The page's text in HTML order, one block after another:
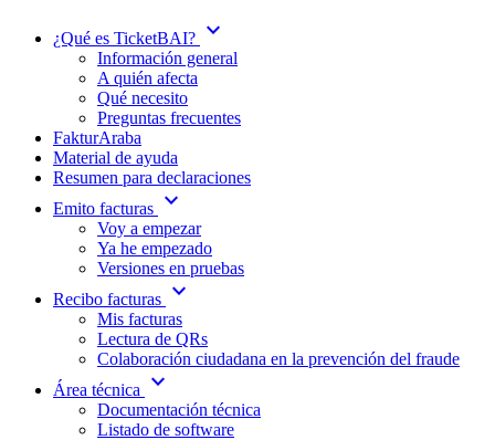
¿Qué es TicketBAI? expand_more
Información general
A quién afecta
Qué necesito
Preguntas frecuentes
FakturAraba
Material de ayuda
Resumen para declaraciones
Emito facturas expand_more
Voy a empezar
Ya he empezado
Versiones en pruebas
Recibo facturas expand_more
Mis facturas
Lectura de QRs
Colaboración ciudadana en la prevención del fraude
Área técnica
expand_more
Documentación técnica
Listado de software